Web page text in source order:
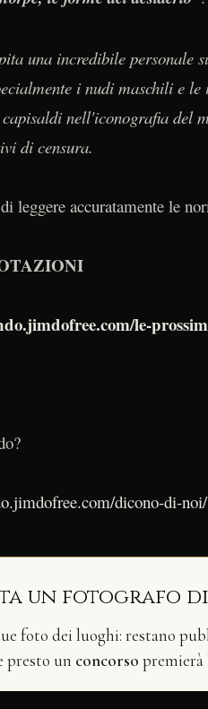
una incredibile personale
i nudi maschili e
nell'iconografia del
di censura.
leggere accuratamente le
le-
dicono-di-noi/
un fotografo
foto dei luoghi: restano
presto un concorso premierà